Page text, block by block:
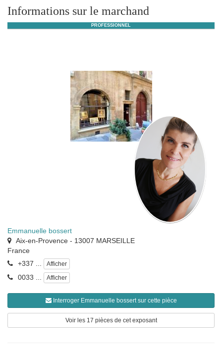
Informations sur le marchand
PROFESSIONNEL
Emmanuelle bossert
Aix-en-Provence - 13007 MARSEILLE
France
+337 ...
Afficher
0033 ... Afficher
Interroger Emmanuelle bossert sur cette pièce
Voir les 17 pièces de cet exposant